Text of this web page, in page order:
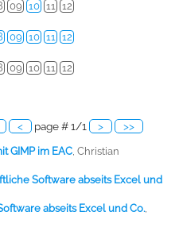
09 10 11 12
09 10 11 12
09 10 11 12
< page # 1/1 > >>
GIMP im EAC Christian
Software abseits Excel und
abseits Excel und Co.